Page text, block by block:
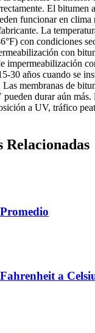
El bitumen
funcionar en
La
con condiciones
con
impermeabilización
30 años cuando se
Las membranas de
durar aún
a UV, tráfico
Relacionadas
a